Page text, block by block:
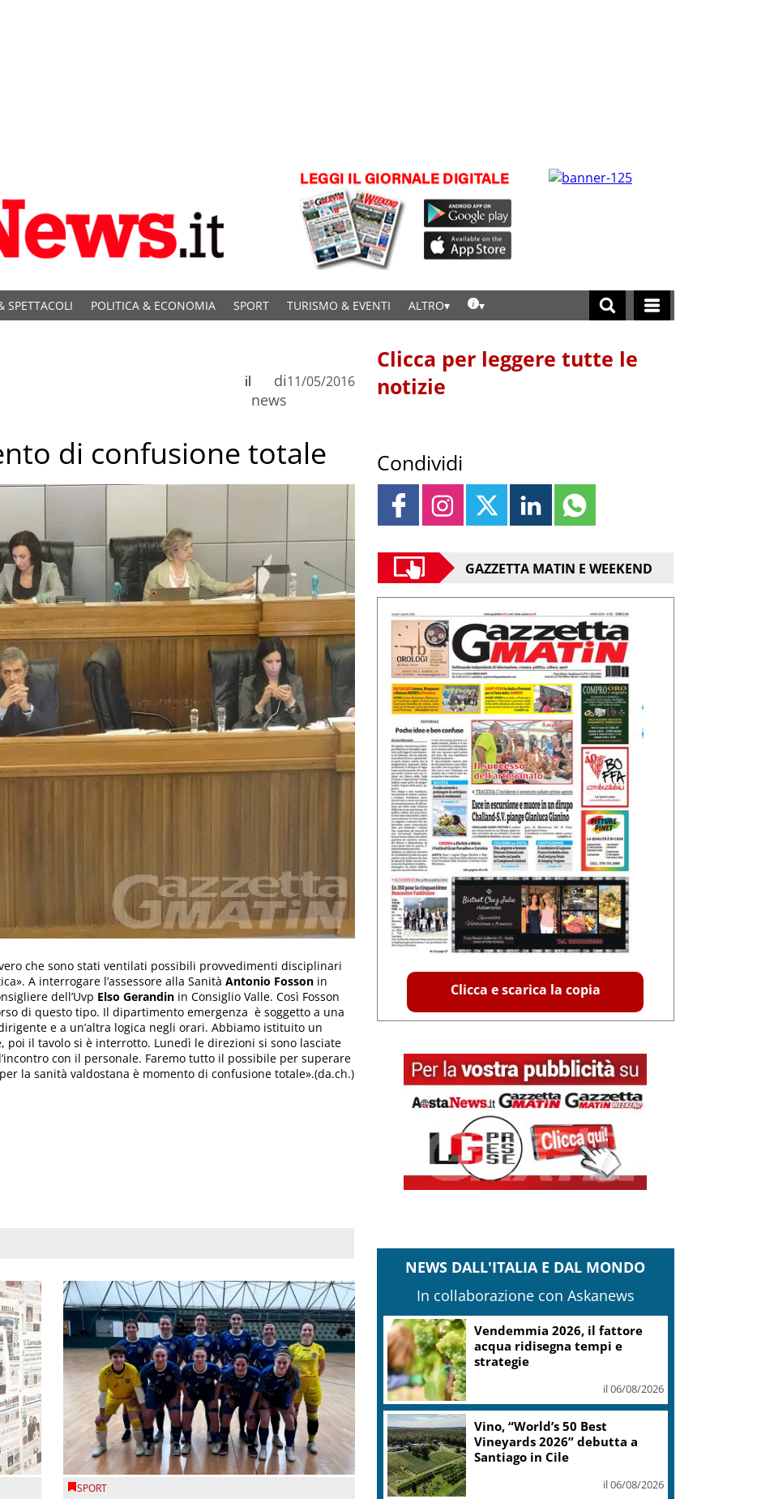
SPETTACOLI POLITICA & ECONOMIA SPORT TURISMO & EVENTI ALTRO
di
news
il 11/05/2016
di confusione totale
vero che sono stati ventilati possibili provvedimenti disciplinari
A interrogare l’assessore alla Sanità Antonio Fosson in
dell’Uvp Elso Gerandin in Consiglio Valle. Così Fosson
di questo tipo. Il dipartimento emergenza è soggetto a una
e a un’altra logica negli orari. Abbiamo istituito un
il tavolo si è interrotto. Lunedì le direzioni si sono lasciate
con il personale. Faremo tutto il possibile per superare
la sanità valdostana è momento di confusione totale».(da.ch.)
SPORT
Clicca per leggere tutte le
notizie
Condividi
GAZZETTA MATIN E WEEKEND
Clicca e scarica la copia
NEWS DALL'ITALIA E DAL MONDO
In collaborazione con Askanews
Vendemmia 2026, il fattore
acqua ridisegna tempi e
strategie
il 06/08/2026
Vino, “World’s 50 Best
Vineyards 2026” debutta a
Santiago in Cile
il 06/08/2026